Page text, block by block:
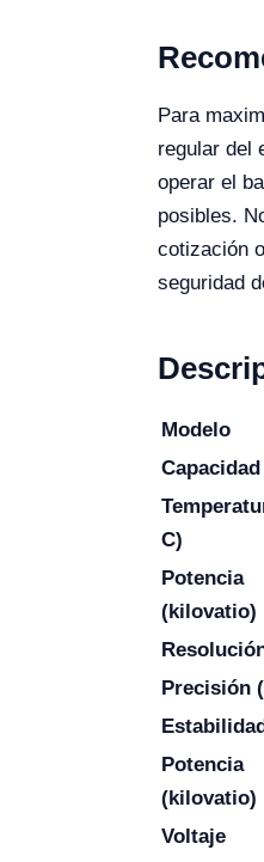
Para
regular del
operar el
posibles.
cotización
seguridad
Modelo
C)
Potencia
(kilovatio)
Precisión
Potencia
(kilovatio)
Voltaje